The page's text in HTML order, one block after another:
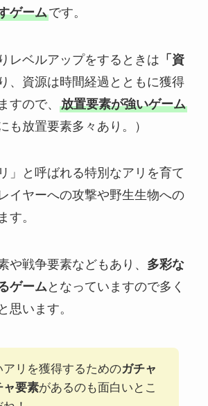
ゲームです。
レベルアップをするときは 「資
、資源は時間経過とともに獲得
すので、 放置要素が強いゲーム
も放置要素多々あり。）
」と呼ばれる特別なアリを育て
イヤーへの攻撃や野生生物への
す。
や戦争要素などもあり、 多彩な
ゲームとなっていますので多く
思います。
アリを獲得するためのガチャ
ャ要素があるのも面白いとこ